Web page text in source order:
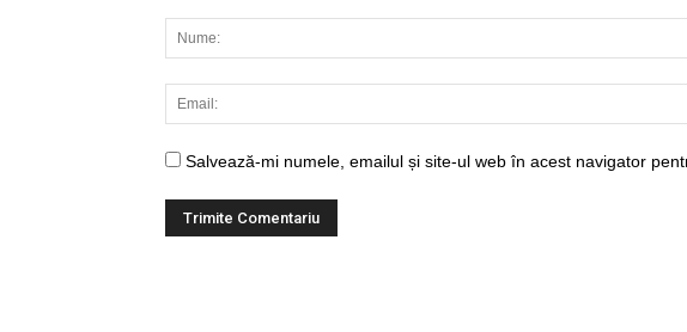
Salvează-mi numele, emailul și site-ul web în acest navigator